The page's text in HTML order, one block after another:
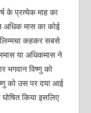
के प्रत्येक माह का
मास का कोई
कहकर सबसे
या अधिकमास ने
भगवान विष्णु को
को उस पर दया आई
किया इसलिए